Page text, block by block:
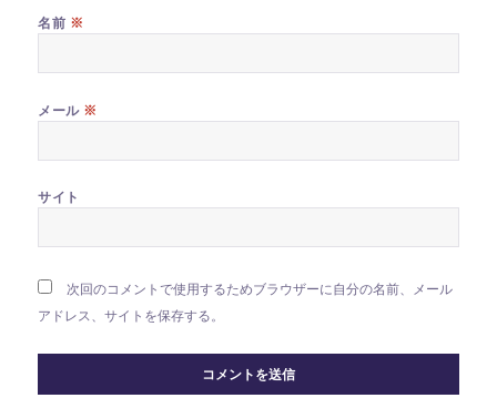
名前 ※
メール ※
サイト
次回のコメントで使用するためブラウザーに自分の名前、メール
アドレス、サイトを保存する。